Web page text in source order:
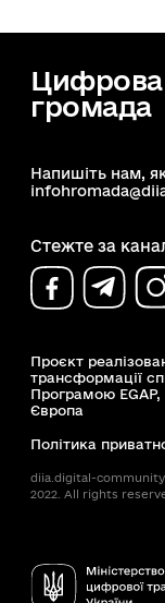
Цифрова
громада
Напишіть нам,
Стежте за
Проєкт
трансформації
Програмою
Європа
Політика
diia.digital-
2022. All rights